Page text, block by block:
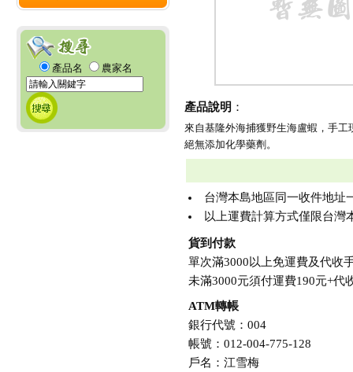
產品名 農家名
產品說明 ：
來自基隆外海捕獲野生海盧蝦，手工
絕無添加化學藥劑。
台灣本島地區同一收件地址
以上運費計算方式僅限台灣
貨到付款
單次滿3000以上免運費及代收
未滿3000元須付運費190元+代
ATM轉帳
銀行代號：004
帳號：012-004-775-128
戶名：江雪梅